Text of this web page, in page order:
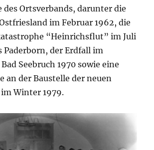
des Ortsverbands, darunter die
im Februar 1962, die
“Heinrichsflut” im Juli
Paderborn, der Erdfall im
Seebruch 1970 sowie eine
an der Baustelle der neuen
Winter 1979.